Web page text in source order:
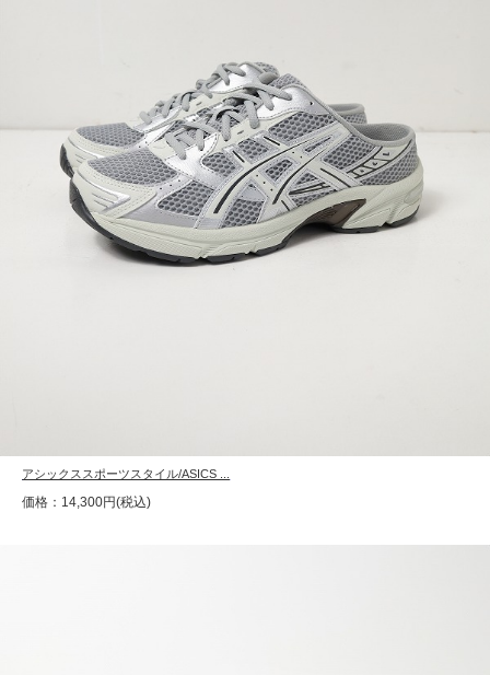
アシックススポーツスタイル/ASICS ...
価格：14,300円(税込)